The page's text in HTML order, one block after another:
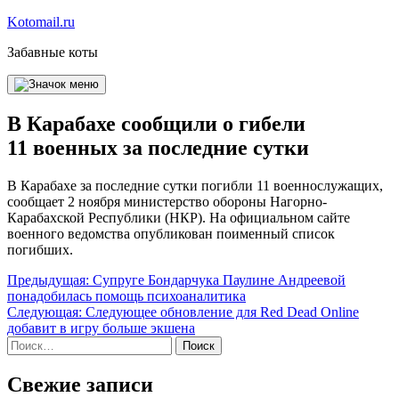
Перейти
содержимому
Kotomail.ru
Забавные коты
В Карабахе сообщили о гибели
11 военных за последние сутки
В Карабахе за последние сутки погибли 11 военнослужащих,
сообщает 2 ноября министерство обороны Нагорно-
Карабахской Республики (НКР). На официальном сайте
военного ведомства опубликован поименный список
погибших.
Навигация
по
записям
Предыдущая: Супруге Бондарчука Паулине Андреевой
понадобилась помощь психоаналитика
Следующая: Следующее обновление для Red Dead Online
добавит в игру больше экшена
Найти:
Свежие записи